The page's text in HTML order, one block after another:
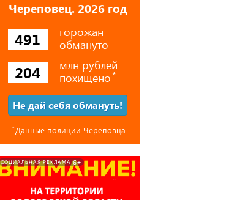
Череповец. 2026 год
491
горожан
обмануто
204
млн рублей
похищено⃰
Не дай себя обмануть!
⃰Данные полиции Череповца
СОЦИАЛЬНАЯ РЕКЛАМА 6+